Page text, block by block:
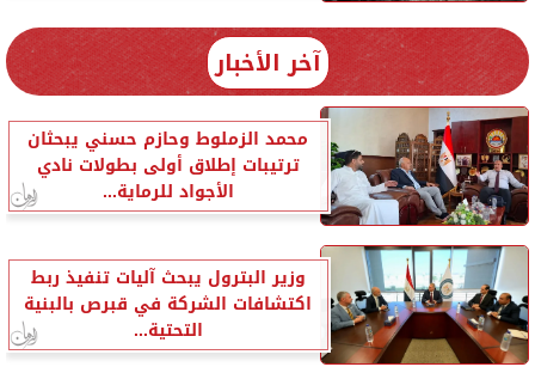
آخر الأخبار
محمد الزملوط وحازم حسني يبحثان
ترتيبات إطلاق أولى بطولات نادي
الأجواد للرماية...
وزير البترول يبحث آليات تنفيذ ربط
اكتشافات الشركة في قبرص بالبنية
التحتية...